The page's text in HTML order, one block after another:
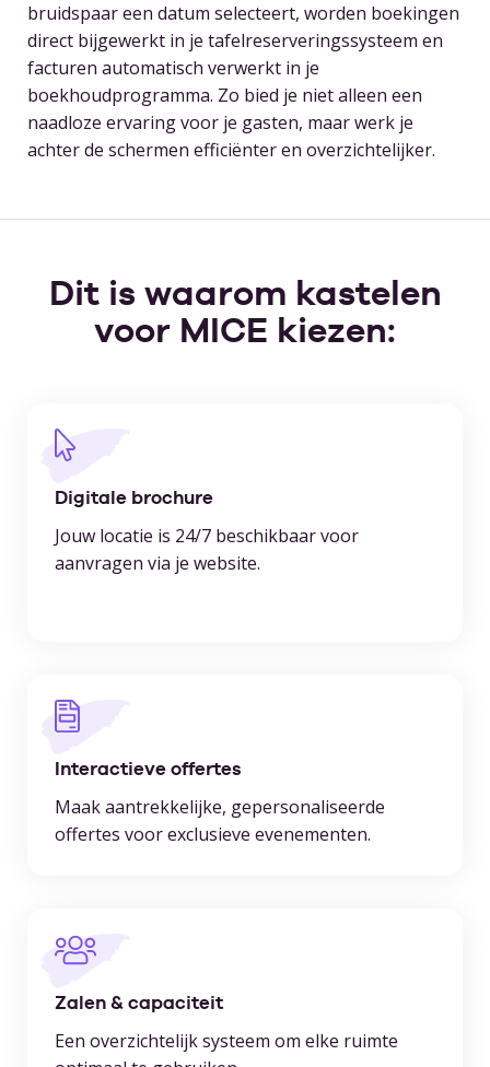
bruidspaar een datum selecteert, worden boekingen
direct bijgewerkt in je tafelreserveringssysteem en
facturen automatisch verwerkt in je
boekhoudprogramma. Zo bied je niet alleen een
naadloze ervaring voor je gasten, maar werk je
achter de schermen efficiënter en overzichtelijker.
Dit is waarom kastelen
voor MICE kiezen:
Digitale brochure
Jouw locatie is 24/7 beschikbaar voor
aanvragen via je website.
Interactieve offertes
Maak aantrekkelijke, gepersonaliseerde
offertes voor exclusieve evenementen.
Zalen & capaciteit
Een overzichtelijk systeem om elke ruimte